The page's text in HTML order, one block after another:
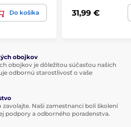
Do košíka 31,99 €
obojkov
obojkov je dôležitou súčasťou našich
odbornú starostlivosť o vaše
zavolajte. Naši zamestnanci boli školení
podpory a odborného poradenstva.